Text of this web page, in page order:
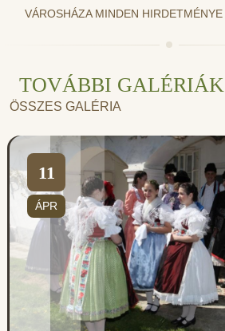
VÁROSHÁZA MINDEN HIRDETMÉNYE
TOVÁBBI GALÉRIÁK
ÖSSZES GALÉRIA
11
ÁPR